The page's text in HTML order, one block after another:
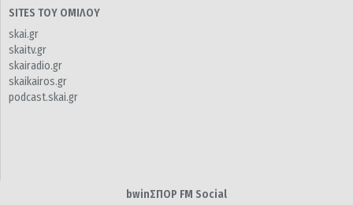
SITES ΤΟΥ ΟΜΙΛΟΥ
skai.gr
skaitv.gr
skairadio.gr
skaikairos.gr
podcast.skai.gr
bwinΣΠΟΡ FM Social